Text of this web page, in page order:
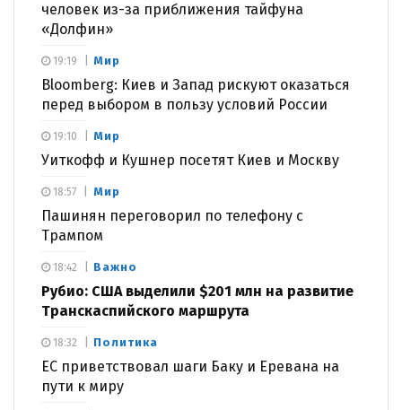
человек из-за приближения тайфуна
«Долфин»
Мир
Bloomberg: Киев и Запад рискуют оказаться
перед выбором в пользу условий России
19:19
Мир
Уиткофф и Кушнер посетят Киев и Москву
19:10
Мир
Пашинян переговорил по телефону с
Трампом
18:57
Важно
Рубио: США выделили $201 млн на развитие
Транскаспийского маршрута
18:42
Политика
ЕС приветствовал шаги Баку и Еревана на
пути к миру
18:32